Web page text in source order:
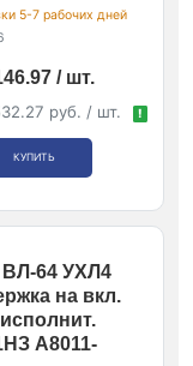
5-7 рабочих дней
/ шт.
руб. / шт. !
КУПИТЬ
64 УХЛ4
на вкл.
A8011-